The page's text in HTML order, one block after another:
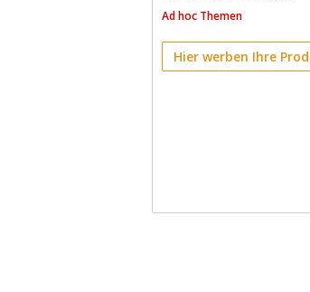
Ad hoc Themen
Hier werben Ihre